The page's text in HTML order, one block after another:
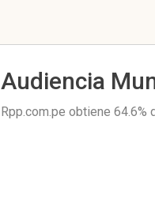
Audiencia
Rpp.com.pe obtiene 64.6%